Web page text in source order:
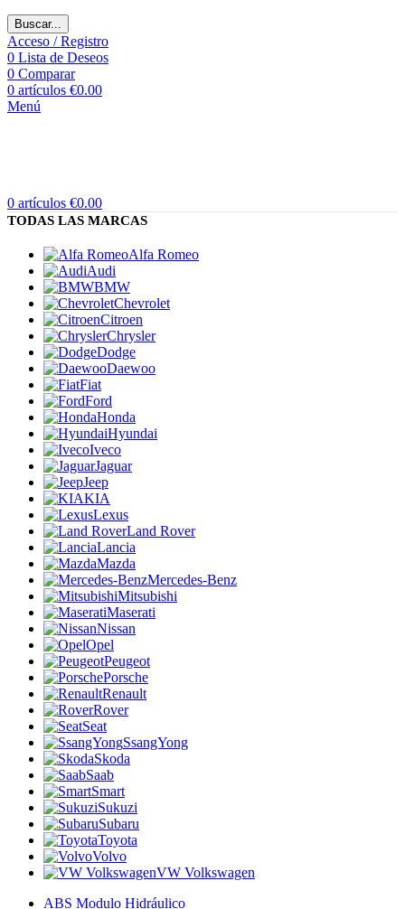
Buscar...
Acceso / Registro
0 Lista de Deseos
0 Comparar
0 artículos €0.00
Menú
0 artículos €0.00
TODAS LAS MARCAS
Alfa Romeo
Audi
BMW
Chevrolet
Citroen
Chrysler
Dodge
Daewoo
Fiat
Ford
Honda
Hyundai
Iveco
Jaguar
Jeep
KIA
Lexus
Land Rover
Lancia
Mazda
Mercedes-Benz
Mitsubishi
Maserati
Nissan
Opel
Peugeot
Porsche
Renault
Rover
Seat
SsangYong
Skoda
Saab
Smart
Sukuzi
Subaru
Toyota
Volvo
VW Volkswagen
ABS Modulo Hidráulico